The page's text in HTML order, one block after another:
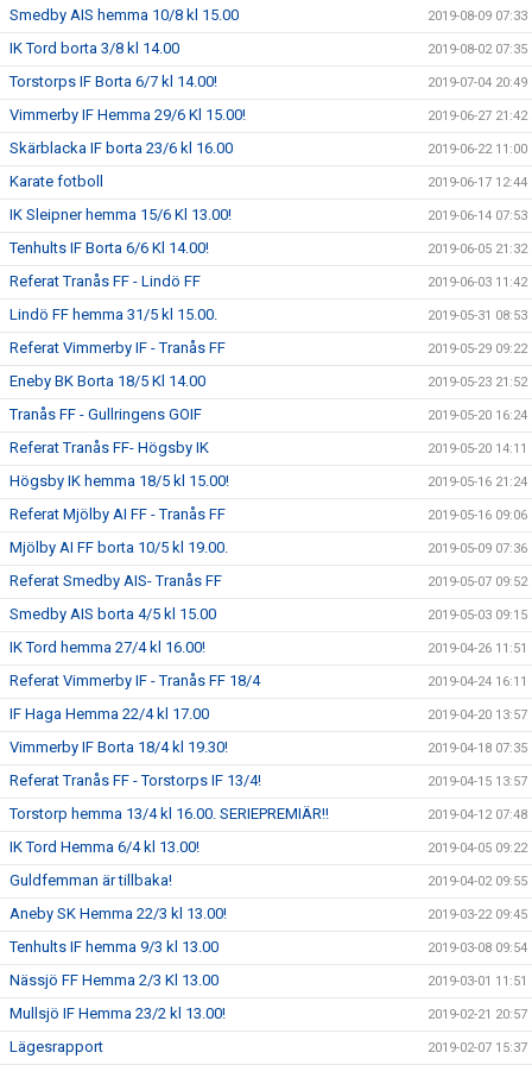
Smedby AIS hemma 10/8 kl 15.00 2019-08-09 07:33
IK Tord borta 3/8 kl 14.00 2019-08-02 07:35
Torstorps IF Borta 6/7 kl 14.00! 2019-07-04 20:49
Vimmerby IF Hemma 29/6 Kl 15.00! 2019-06-27 21:42
Skärblacka IF borta 23/6 kl 16.00 2019-06-22 11:00
Karate fotboll 2019-06-17 12:44
IK Sleipner hemma 15/6 Kl 13.00! 2019-06-14 07:53
Tenhults IF Borta 6/6 Kl 14.00! 2019-06-05 21:32
Referat Tranås FF - Lindö FF 2019-06-03 11:42
Lindö FF hemma 31/5 kl 15.00. 2019-05-31 08:53
Referat Vimmerby IF - Tranås FF 2019-05-29 09:22
Eneby BK Borta 18/5 Kl 14.00 2019-05-23 21:52
Tranås FF - Gullringens GOIF 2019-05-20 16:24
Referat Tranås FF- Högsby IK 2019-05-20 14:11
Högsby IK hemma 18/5 kl 15.00! 2019-05-16 21:24
Referat Mjölby AI FF - Tranås FF 2019-05-16 09:06
Mjölby AI FF borta 10/5 kl 19.00. 2019-05-09 07:36
Referat Smedby AIS- Tranås FF 2019-05-07 09:52
Smedby AIS borta 4/5 kl 15.00 2019-05-03 09:15
IK Tord hemma 27/4 kl 16.00! 2019-04-26 11:51
Referat Vimmerby IF - Tranås FF 18/4 2019-04-24 16:11
IF Haga Hemma 22/4 kl 17.00 2019-04-20 13:57
Vimmerby IF Borta 18/4 kl 19.30! 2019-04-18 07:35
Referat Tranås FF - Torstorps IF 13/4! 2019-04-15 13:57
Torstorp hemma 13/4 kl 16.00. SERIEPREMIÄR!! 2019-04-12 07:48
IK Tord Hemma 6/4 kl 13.00! 2019-04-05 09:22
Guldfemman är tillbaka! 2019-04-02 09:55
Aneby SK Hemma 22/3 kl 13.00! 2019-03-22 09:45
Tenhults IF hemma 9/3 kl 13.00 2019-03-08 09:54
Nässjö FF Hemma 2/3 Kl 13.00 2019-03-01 11:51
Mullsjö IF Hemma 23/2 kl 13.00! 2019-02-21 20:57
Lägesrapport 2019-02-07 15:37